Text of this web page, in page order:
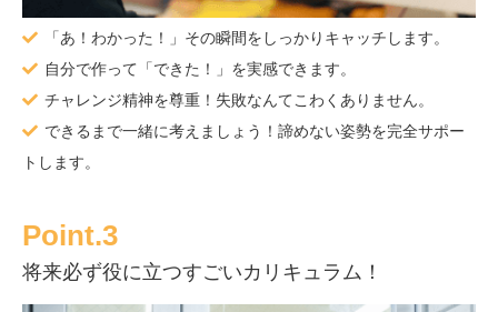
「あ！わかった！」その瞬間をしっかりキャッチします。
自分で作って「できた！」を実感できます。
チャレンジ精神を尊重！失敗なんてこわくありません。
できるまで一緒に考えましょう！諦めない姿勢を完全サポー
トします。
Point.3
将来必ず役に立つすごいカリキュラム！